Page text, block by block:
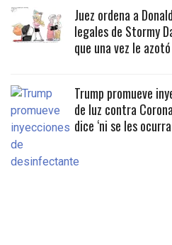
Juez ordena a
legales de Stormy
que una vez le
Trump promueve
de luz contra
dice ‘ni se les ocurra